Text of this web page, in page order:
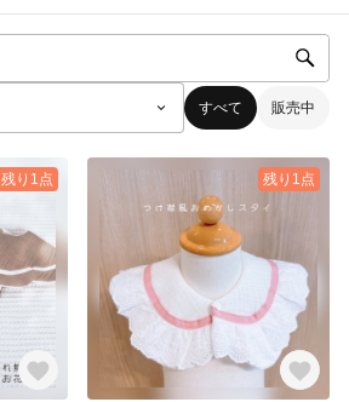
すべて 販売中
残り1点 残り1点